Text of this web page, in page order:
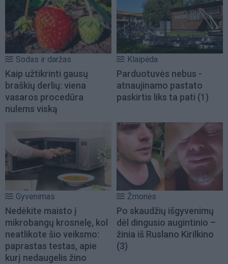
Sodas ir daržas
Kaip užtikrinti gausų
braškių derlių: viena
vasaros procedūra
nulems viską
Klaipėda
Parduotuvės nebus -
atnaujinamo pastato
paskirtis liks ta pati (1)
Gyvenimas
Nedėkite maisto į
mikrobangų krosnelę, kol
neatlikote šio veiksmo:
paprastas testas, apie
kurį nedaugelis žino
Žmonės
Po skaudžių išgyvenimų
dėl dingusio augintinio –
žinia iš Ruslano Kirilkino
(3)